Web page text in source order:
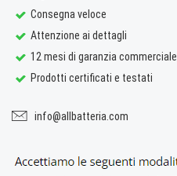
Consegna veloce
Attenzione ai dettagli
12 mesi di garanzia commerciale
Prodotti certificati e testati
info@allbatteria.com